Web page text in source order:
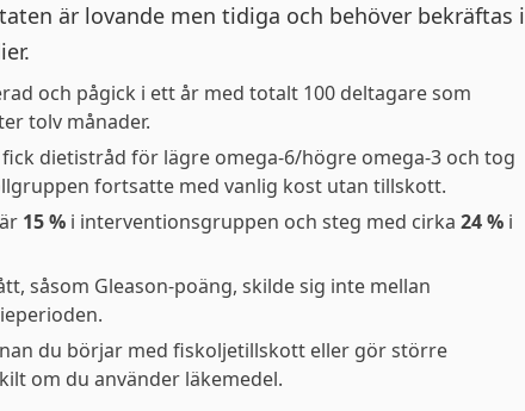
är lovande men tidiga och behöver bekräftas i
och pågick i ett år med totalt 100 deltagare som
tolv månader.
dietistråd för lägre omega-6/högre omega-3 och tog
fortsatte med vanlig kost utan tillskott.
15 % i interventionsgruppen och steg med cirka 24 % i
såsom Gleason-poäng, skilde sig inte mellan
du börjar med fiskoljetillskott eller gör större
om du använder läkemedel.